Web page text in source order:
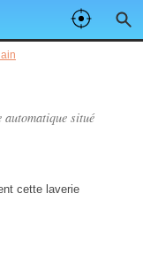
situé
cette laverie